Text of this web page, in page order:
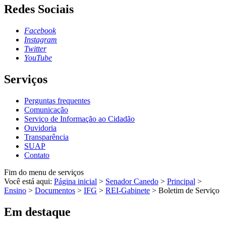
Redes Sociais
Facebook
Instagram
Twitter
YouTube
Serviços
Perguntas frequentes
Comunicação
Serviço de Informação ao Cidadão
Ouvidoria
Transparência
SUAP
Contato
Fim do menu de serviços
Você está aqui: Página inicial > Senador Canedo > Principal >
Ensino > Documentos > IFG > REI-Gabinete > Boletim de Serviço
Em destaque